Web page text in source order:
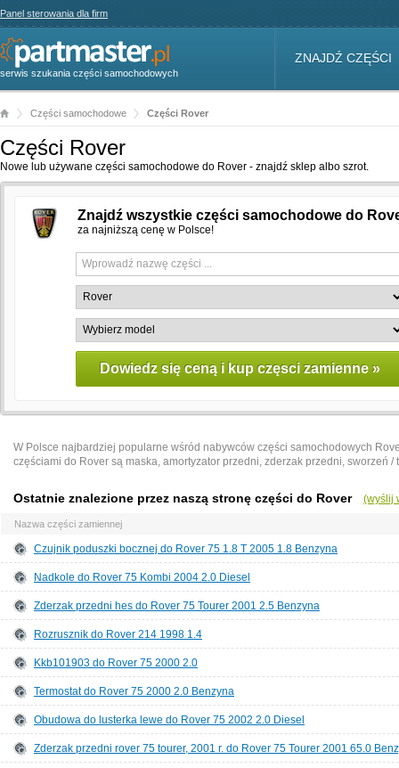
Panel sterowania dla firm
serwis szukania części samochodowych
ZNAJDŹ CZĘŚCI
Części samochodowe Części Rover
Części Rover
Nowe lub używane części samochodowe do Rover - znajdź sklep albo szrot.
Znajdź wszystkie części samochodowe do
za najniższą cenę w Polsce!
W Polsce najbardziej popularne wśród nabywców części samochodowych
częściami do Rover są maska, amortyzator przedni, zderzak przedni, sworzeń
Ostatnie znalezione przez naszą stronę części do Rover (wyślij
Nazwa części zamiennej
Czujnik poduszki bocznej do Rover 75 1.8 T 2005 1.8 Benzyna
Nadkole do Rover 75 Kombi 2004 2.0 Diesel
Zderzak przedni hes do Rover 75 Tourer 2001 2.5 Benzyna
Rozrusznik do Rover 214 1998 1.4
Kkb101903 do Rover 75 2000 2.0
Termostat do Rover 75 2000 2.0 Benzyna
Obudowa do lusterka lewe do Rover 75 2002 2.0 Diesel
Zderzak przedni rover 75 tourer, 2001 r. do Rover 75 Tourer 2001 65.0